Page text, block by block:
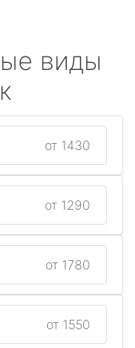
виды
от 1430
от 1290
от 1780
от 1550